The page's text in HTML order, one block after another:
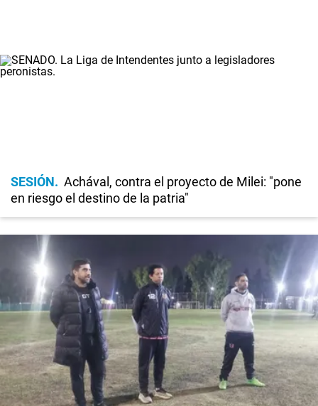
SESIÓN
Achával, contra el proyecto de Milei: "pone
en riesgo el destino de la patria"